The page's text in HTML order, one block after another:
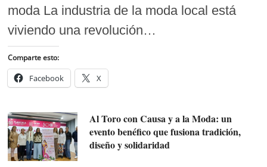
moda La industria de la moda local está
viviendo una revolución…
Comparte esto:
Facebook X
Al Toro con Causa y a la Moda: un
evento benéfico que fusiona tradición,
diseño y solidaridad